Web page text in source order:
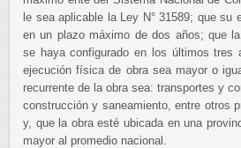
le sea aplicable la Ley N° 31589; que su
en un plazo máximo de dos años; que
se haya configurado en los últimos tres
ejecución físicade obra sea mayor o
recurrente de la obra sea: transportes y
construcción y saneamiento, entre otros
y, que la obra esté ubicada en una
mayor al promedio nacional.